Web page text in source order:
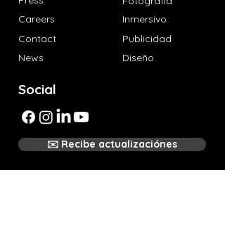
Careers
Inmersivo
Contact
Publicidad
Diseño
News
Social
✉️ Recibe actualizaciónes